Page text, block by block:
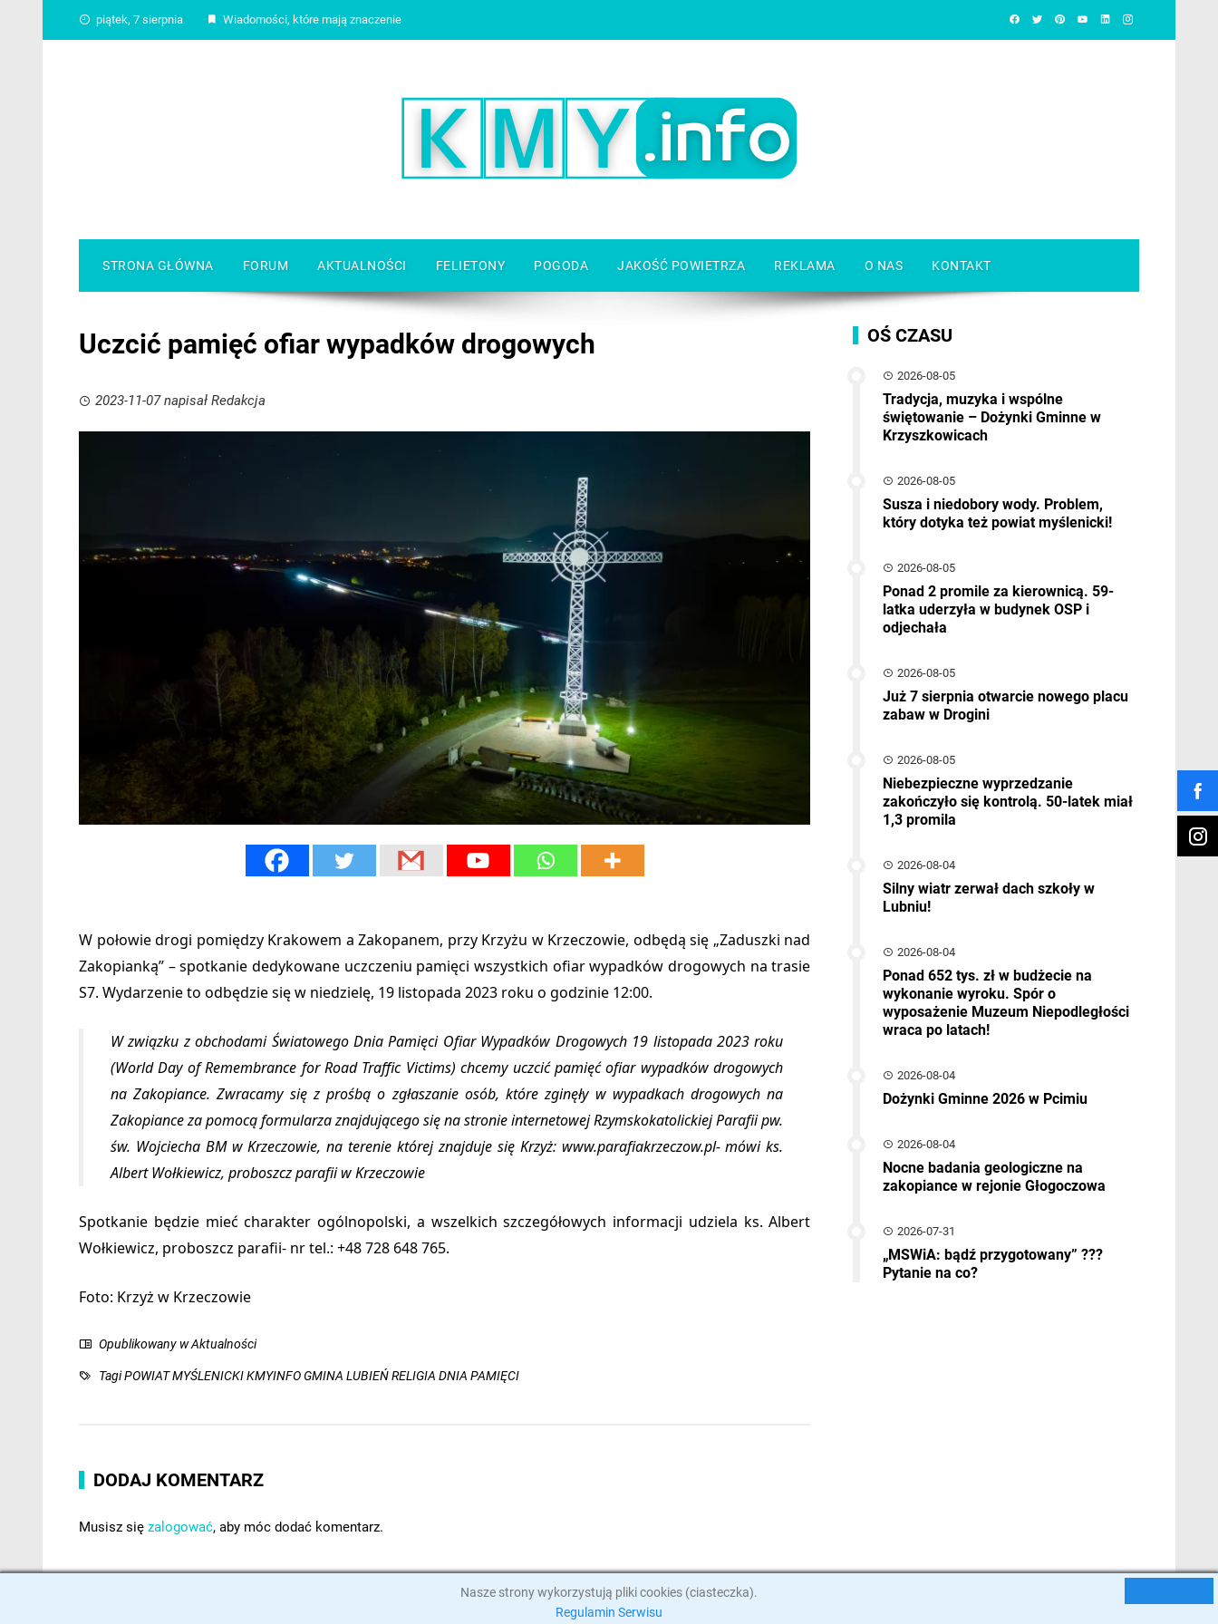
piątek, 7 sierpnia Wiadomości, które mają znaczenie
STRONA GŁÓWNA FORUM AKTUALNOŚCI FELIETONY POGODA JAKOŚĆ POWIETRZA REKLAMA O NAS KONTAKT
Uczcić pamięć ofiar wypadków drogowych
2023-11-07napisał Redakcja
W połowie drogi pomiędzy Krakowem a Zakopanem, przy Krzyżu w Krzeczowie, odbędą się „Zaduszki nad
Zakopianką” – spotkanie dedykowane uczczeniu pamięci wszystkich ofiar wypadków drogowych na trasie
S7. Wydarzenie to odbędzie się w niedzielę, 19 listopada 2023 roku o godzinie 12:00.
W związku zobchodamiŚwiatowego Dnia Pamięci Ofiar Wypadków Drogowych 19 listopada 2023 roku
(World Day of Remembrance for Road Traffic Victims) chcemy uczcić pamięć ofiar wypadków drogowych
na Zakopiance. Zwracamy się z prośbą o zgłaszanie osób, które zginęły w wypadkach drogowych na
Zakopiance za pomocą formularza znajdującego się na stronie internetowej Rzymskokatolickiej Parafii pw.
św. Wojciecha BM w Krzeczowie, na terenie której znajduje się Krzyż: www.parafiakrzeczow.pl- mówi ks.
Albert Wołkiewicz, proboszcz parafii w Krzeczowie
Spotkanie będzie mieć charakter ogólnopolski, a wszelkich szczegółowych informacji udziela ks. Albert
Wołkiewicz, proboszcz parafii- nr tel.: +48 728 648 765.
Foto: Krzyż w Krzeczowie
Opublikowany wAktualności
TagiPOWIAT MYŚLENICKI KMYINFO GMINA LUBIEŃ RELIGIA DNIA PAMIĘCI
DODAJ KOMENTARZ
Musisz się zalogować, aby móc dodać komentarz.
OŚ CZASU
2026-08-05
Tradycja, muzyka i wspólne
świętowanie – Dożynki Gminne w
Krzyszkowicach
2026-08-05
Susza i niedobory wody. Problem,
który dotyka też powiat myślenicki!
2026-08-05
Ponad 2 promile za kierownicą. 59-
latka uderzyła w budynek OSP i
odjechała
2026-08-05
Już 7 sierpnia otwarcie nowego placu
zabaw w Drogini
2026-08-05
Niebezpieczne wyprzedzanie
zakończyło się kontrolą. 50-latek miał
1,3 promila
2026-08-04
Silny wiatr zerwał dach szkoły w
Lubniu!
2026-08-04
Ponad 652 tys. zł w budżecie na
wykonanie wyroku. Spór o
wyposażenie Muzeum Niepodległości
wraca po latach!
2026-08-04
Dożynki Gminne 2026 w Pcimiu
2026-08-04
Nocne badania geologiczne na
zakopiance w rejonie Głogoczowa
2026-07-31
„MSWiA: bądź przygotowany” ???
Pytanie na co?
KMY.INFO - Wszystkie prawa zastrzeżone.
Nasze strony wykorzystują pliki cookies (ciasteczka).
Regulamin Serwisu